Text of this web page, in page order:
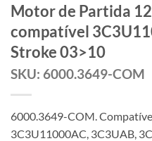
Motor de Partida
compatível
Stroke 03>10
SKU: 6000.3649-COM
6000.3649-COM.
3C3U11000AC, 3C3UAB,